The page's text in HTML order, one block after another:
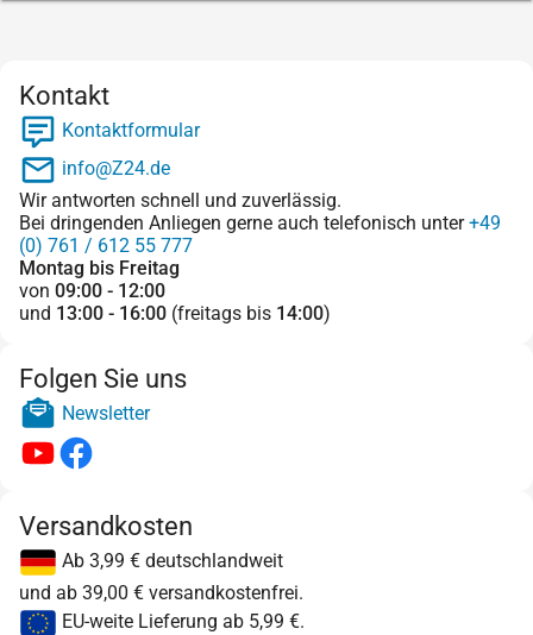
Kontakt
Kontaktformular
info@Z24.de
Wir antworten schnell und zuverlässig.
Bei dringenden Anliegen gerne auch telefonisch unter+49
(0) 761 / 612 55 777
Montag bis Freitag
von 09:00 - 12:00
und 13:00 - 16:00 (freitags bis 14:00)
Folgen Sie uns
Newsletter
Versandkosten
Ab 3,99 € deutschlandweit
und ab 39,00 € versandkostenfrei.
EU-weite Lieferung ab 5,99 €.